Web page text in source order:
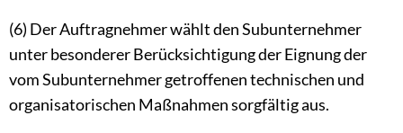
(6) Der Auftragnehmer wählt den Subunternehmer
unter besonderer Berücksichtigung der Eignung der
vom Subunternehmer getroffenen technischen und
organisatorischen Maßnahmen sorgfältig aus.